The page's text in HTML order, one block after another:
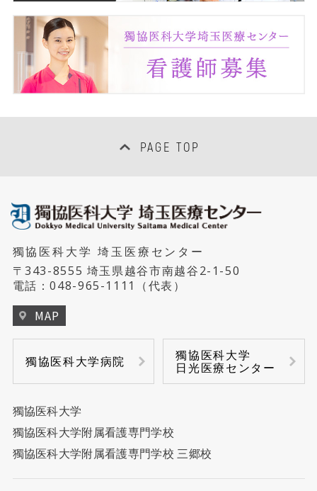
PAGE TOP
獨協医科大学 埼玉医療センター
〒343-8555 埼玉県越谷市南越谷2-1-50
電話：048-965-1111 （代表）
MAP
獨協医科大学病院
獨協医科大学
日光医療センター
獨協医科大学
獨協医科大学附属看護専門学校
獨協医科大学附属看護専門学校 三郷校